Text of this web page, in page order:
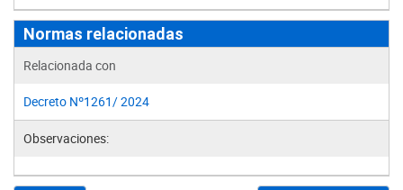
Normas relacionadas
Relacionada con
Decreto Nº1261/ 2024
Observaciones: